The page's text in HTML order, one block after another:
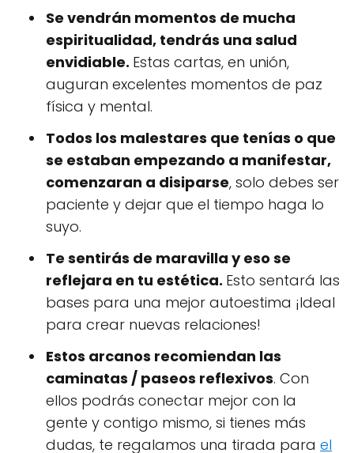
Se vendrán momentos de mucha
espiritualidad, tendrás una salud
envidiable. Estas cartas, en unión,
auguran excelentes momentos de paz
física y mental.
Todos los malestares que tenías o que
se estaban empezando a manifestar,
comenzaran a disiparse, solo debes ser
paciente y dejar que el tiempo haga lo
suyo.
Te sentirás de maravilla y eso se
reflejara en tu estética. Esto sentará las
bases para una mejor autoestima ¡Ideal
para crear nuevas relaciones!
Estos arcanos recomiendan las
caminatas / paseos reflexivos. Con
ellos podrás conectar mejor con la
gente y contigo mismo, si tienes más
dudas, te regalamos una tirada para el